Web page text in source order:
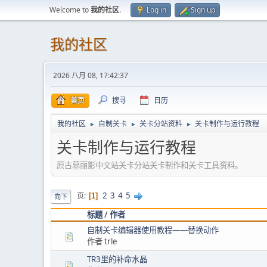
Welcome to我的社区. Log in Sign up
我的社区
2026 八月 08, 17:42:37
首页 搜寻 日历
我的社区 ► 自制关卡 ► 关卡分站资料 ► 关卡制作与运行教程
关卡制作与运行教程
原古墓丽影中文站关卡分站关卡制作和关卡工具资料。
向下 页 1 2 3 4 5
标题/作者
自制关卡编辑器使用教程——替换动作
作者 trle
TR3里的补命水晶